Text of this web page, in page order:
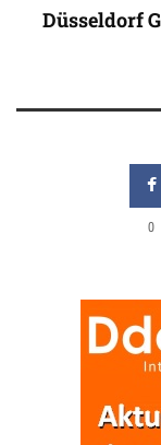
Düsseldorf
0